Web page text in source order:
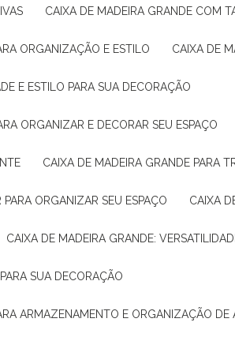
CAIXA DE MADEIRA GRANDE COM
ORGANIZAÇÃO E ESTILO CAIXA DE
E ESTILO PARA SUA DECORAÇÃO
ORGANIZAR E DECORAR SEU ESPAÇO
CAIXA DE MADEIRA GRANDE PARA
ORGANIZAR SEU ESPAÇO CAIXA
CAIXA DE MADEIRA GRANDE:
SUA DECORAÇÃO
ARMAZENAMENTO E ORGANIZAÇÃO